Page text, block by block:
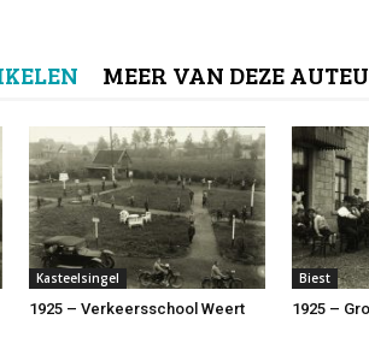
MEER VAN DEZE
Kasteelsingel
1925 – Verkeersschool Weert
Biest
1925 –